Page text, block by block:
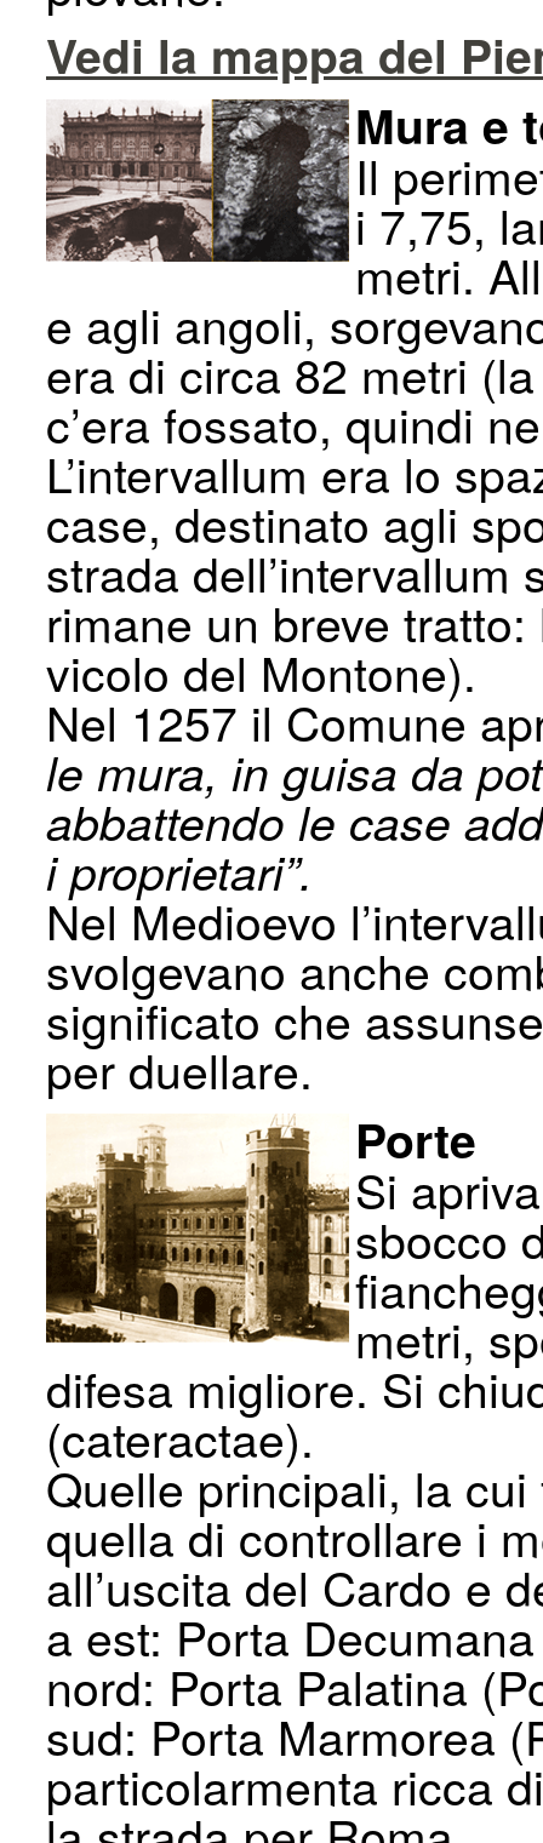
Vedi la mappa del
Mura e
Il
i 7,75,
metri.
e agli angoli,
era di circa 82 metri
c’era fossato, quindi
L’intervallum era lo
case, destinato agli
strada
rimane un breve
vicolo del Montone).
Nel 1257 il Comune
le mura, in guisa da
abbattendo le case
i proprietari”.
Nel Medioevo
svolgevano anche
significato che
per duellare.
Porte
Si
sbocco
metri,
difesa migliore. Si
(cateractae).
Quelle principali, la
quella di controllare i
all’uscita del Cardo e
a est: Porta
nord: Porta Palatina
sud: Porta Marmorea
particolarmenta ricca